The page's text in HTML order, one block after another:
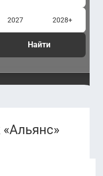
2027 2028+
Найти